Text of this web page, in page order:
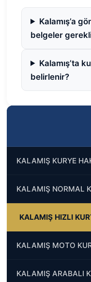
KALAMIŞ KURYE
KALAMIŞ NORMAL
KALAMIŞ HIZLI
KALAMIŞ MOTO
KALAMIŞ ARABALI
Kalamış’a
belgeler
Kalamış’ta
belirlenir?